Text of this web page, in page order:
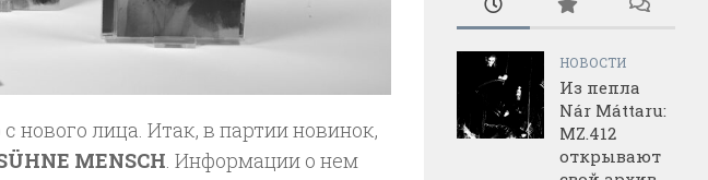
нового лица. Итак, в партии новинок,
MENSCH. Информации о нем
НОВОСТИ
Из пепла
Nár Máttaru:
MZ.412
открывают